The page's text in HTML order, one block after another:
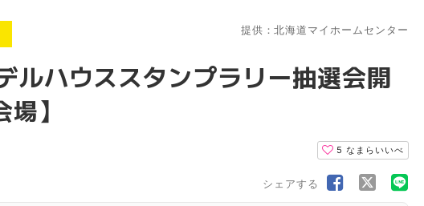
提供：北海道マイホームセンター
ルハウススタンプラリー抽選会開
】
5 なまらいいべ
シェアする